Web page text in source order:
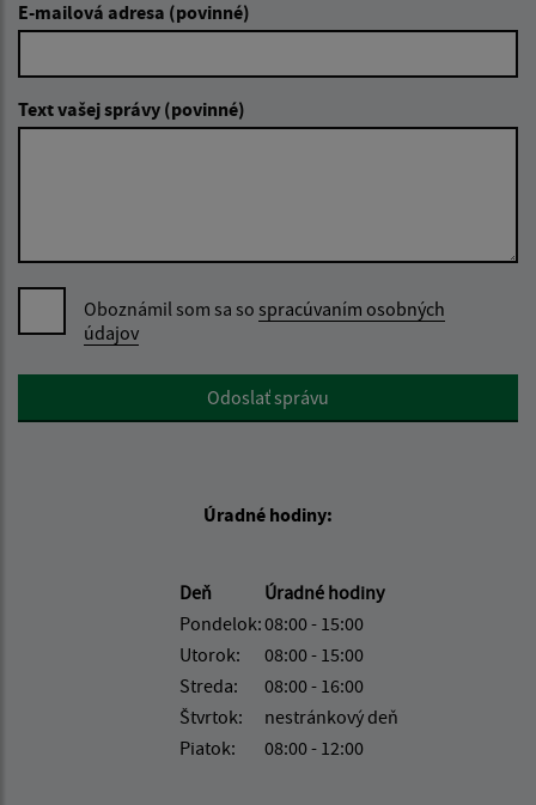
E-mailová adresa (povinné)
Text vašej správy (povinné)
Oboznámil som sa so spracúvaním osobných
údajov
Google reCaptcha ResponseOdoslať správu
Úradné hodiny:
Deň
Úradné hodiny
Pondelok:08:00 - 15:00
Utorok:
08:00 - 15:00
Streda:
08:00 - 16:00
Štvrtok:
nestránkový deň
Piatok:
08:00 - 12:00